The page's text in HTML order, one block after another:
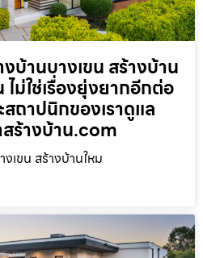
บ้านบางเขน สร้างบ้าน
ม่ใช่เรื่องยุ่งยากอีกต่อ
ถาปนิกของเราดูแล
ร้างบ้าน.com
เขน สร้างบ้านใหม